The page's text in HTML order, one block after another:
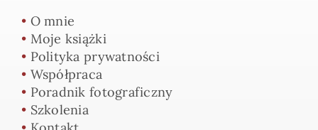
• O mnie
• Moje książki
• Polityka prywatności
• Współpraca
• Poradnik fotograficzny
• Szkolenia